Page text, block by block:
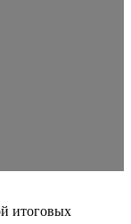
итоговых